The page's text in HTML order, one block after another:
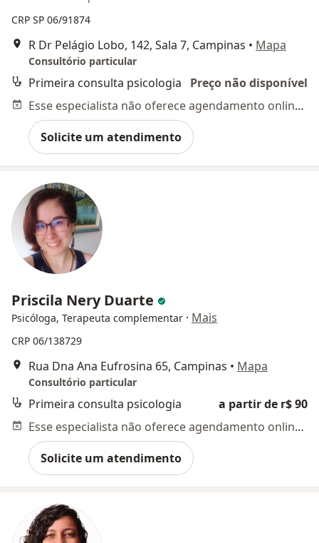
CRP SP 06/91874
R Dr Pelágio Lobo, 142, Sala 7, Campinas • Mapa
Consultório particular
Primeira consulta psicologia
Preço não disponível
Esse especialista não oferece agendamento online para esse endereço.
Solicite um atendimento
Priscila Nery Duarte
Psicóloga, Terapeuta complementar · Mais
CRP 06/138729
Rua Dna Ana Eufrosina 65, Campinas • Mapa
Consultório particular
Primeira consulta psicologia
a partir de r$ 90
Esse especialista não oferece agendamento online para esse endereço.
Solicite um atendimento